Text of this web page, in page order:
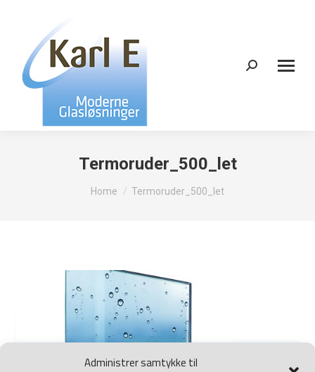
Administrer samtykke til
Search:
Termoruder_500_let
You are here:
Home Termoruder_500_let